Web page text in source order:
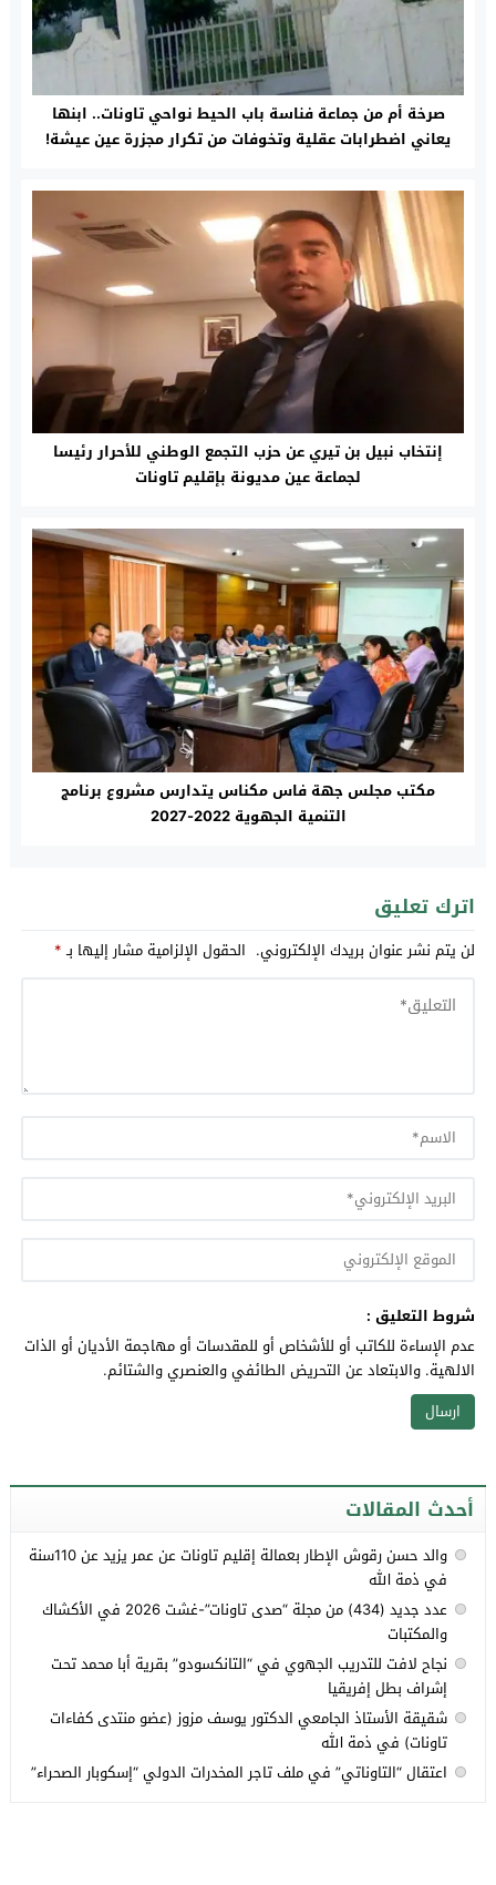
صرخة أم من جماعة فناسة باب الحيط نواحي تاونات.. ابنها
يعاني اضطرابات عقلية وتخوفات من تكرار مجزرة عين عيشة!
إنتخاب نبيل بن تيري عن حزب التجمع الوطني للأحرار رئيسا
لجماعة عين مديونة بإقليم تاونات
مكتب مجلس جهة فاس مكناس يتدارس مشروع برنامج
التنمية الجهوية 2022-2027
اترك تعليق
لن يتم نشر عنوان بريدك الإلكتروني. الحقول الإلزامية مشار إليها بـ*
شروط التعليق :
عدم الإساءة للكاتب أو للأشخاص أو للمقدسات أو مهاجمة الأديان أو الذات
الالهية. والابتعاد عن التحريض الطائفي والعنصري والشتائم.
أحدث المقالات
والد حسن رقوش الإطار بعمالة إقليم تاونات عن عمر يزيد عن 110سنة
في ذمة الله
عدد جديد (434) من مجلة “صدى تاونات”-غشت 2026 في الأكشاك
والمكتبات
نجاح لافت للتدريب الجهوي في “التانكسودو” بقرية أبا محمد تحت
إشراف بطل إفريقيا
شقيقة الأستاذ الجامعي الدكتور يوسف مزوز (عضو منتدى كفاءات
تاونات) في ذمة الله
اعتقال “التاوناتي” في ملف تاجر المخدرات الدولي “إسكوبار الصحراء”